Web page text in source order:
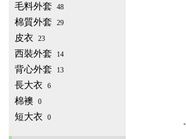
毛料外套 48
棉質外套 29
皮衣 23
西裝外套 14
背心外套 13
長大衣 6
棉襖 0
短大衣 0